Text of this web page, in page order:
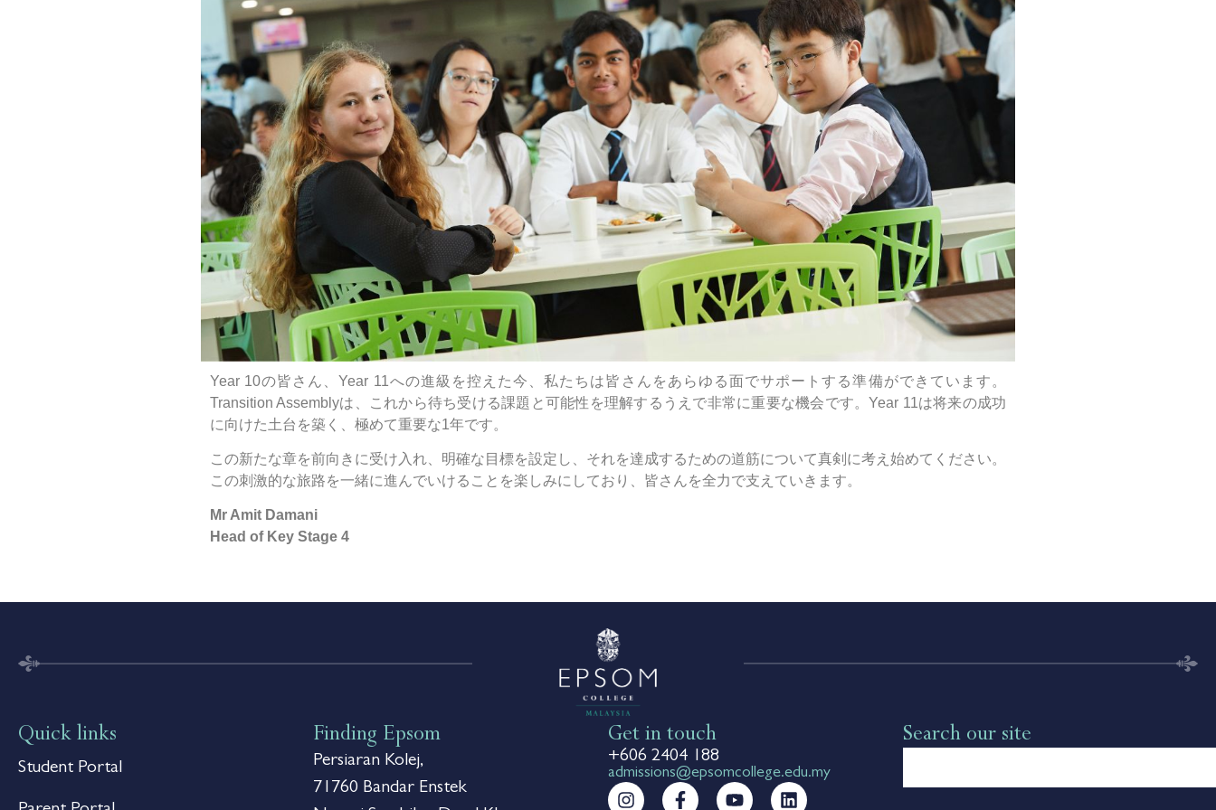
Year 10の皆さん、Year 11への進級を控えた今、私たちは皆さんをあらゆる面でサポートする準備ができています。
Transition Assemblyは、これから待ち受ける課題と可能性を理解するうえで非常に重要な機会です。Year 11は将来の成功
に向けた土台を築く、極めて重要な1年です。
この新たな章を前向きに受け入れ、明確な目標を設定し、それを達成するための道筋について真剣に考え始めてください。
この刺激的な旅路を一緒に進んでいけることを楽しみにしており、皆さんを全力で支えていきます。
Mr Amit Damani
Head of Key Stage 4
Quick links
Student Portal
Finding Epsom
Persiaran Kolej,
71760 Bandar Enstek
Get in touch
+606 2404 188
admissions@epsomcollege.edu.my
Search our site